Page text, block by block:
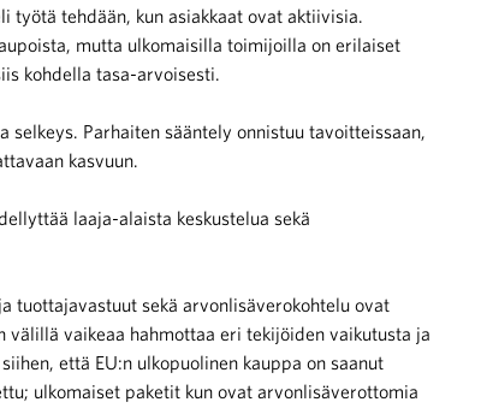
tehdään, kun asiakkaat ovat aktiivisia.
mutta ulkomaisilla toimijoilla on erilaiset
kohdella tasa-arvoisesti.
selkeys. Parhaiten sääntely onnistuu tavoitteissaan,
kasvuun.
laaja-alaista keskustelua sekä
tuottajavastuut sekä arvonlisäverokohtelu ovat
vaikeaa hahmottaa eri tekijöiden vaikutusta ja
että EU:n ulkopuolinen kauppa on saanut
ulkomaiset paketit kun ovat arvonlisäverottomia